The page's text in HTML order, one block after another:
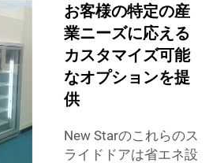
お客様の特定の産
業ニーズに応える
カスタマイズ可能
なオプションを提
供
New Starのこれらのス
ライドドアは省エネ設